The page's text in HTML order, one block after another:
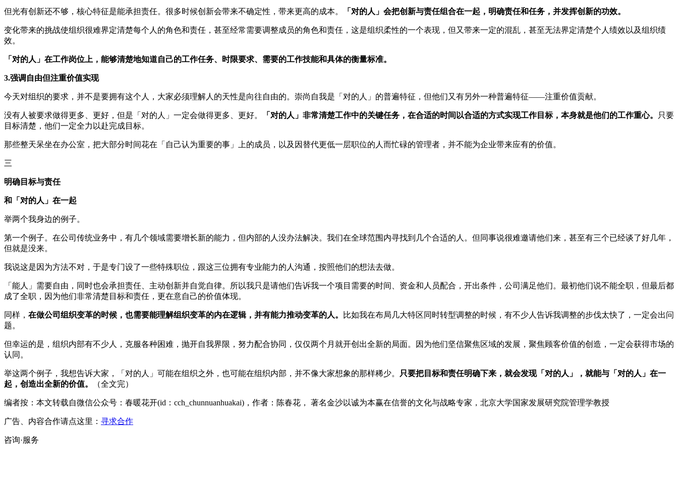
但光有创新还不够，核心特征是能承担责任。很多时候创新会带来不确定性，带来更高的成本。 「对的人」会把创新与责任组合在一起，明确责任和任务，并发挥创新的功效。
变化带来的挑战使组织很难界定清楚每个人的角色和责任，甚至经常需要调整成员的角色和责任，这是组织柔性的一个表现，但又带来一定的混乱，甚至无法界定清楚个人绩效以及组织绩
效。
「对的人」在工作岗位上，能够清楚地知道自己的工作任务、时限要求、需要的工作技能和具体的衡量标准。
3.强调自由但注重价值实现
今天对组织的要求，并不是要拥有这个人，大家必须理解人的天性是向往自由的。崇尚自我是「对的人」的普遍特征，但他们又有另外一种普遍特征——注重价值贡献。
没有人被要求做得更多、更好，但是「对的人」一定会做得更多、更好。 「对的人」非常清楚工作中的关键任务，在合适的时间以合适的方式实现工作目标，本身就是他们的工作重心。
只要
目标清楚，他们一定全力以赴完成目标。
那些整天呆坐在办公室，把大部分时间花在「自己认为重要的事」上的成员，以及因替代更低一层职位的人而忙碌的管理者，并不能为企业带来应有的价值。
三
明确目标与责任
和「对的人」在一起
举两个我身边的例子。
第一个例子。在公司传统业务中，有几个领域需要增长新的能力，但内部的人没办法解决。我们在全球范围内寻找到几个合适的人。但同事说很难邀请他们来，甚至有三个已经谈了好几年，
但就是没来。
我说这是因为方法不对，于是专门设了一些特殊职位，跟这三位拥有专业能力的人沟通，按照他们的想法去做。
「能人」需要自由，同时也会承担责任、主动创新并自觉自律。所以我只是请他们告诉我一个项目需要的时间、资金和人员配合，开出条件，公司满足他们。最初他们说不能全职，但最后都
成了全职，因为他们非常清楚目标和责任，更在意自己的价值体现。
同样， 在做公司组织变革的时候，也需要能理解组织变革的内在逻辑，并有能力推动变革的人。
比如我在布局几大特区同时转型调整的时候，有不少人告诉我调整的步伐太快了，一定会出问
题。
但幸运的是，组织内部有不少人，克服各种困难，抛开自我界限，努力配合协同，仅仅两个月就开创出全新的局面。因为他们坚信聚焦区域的发展，聚焦顾客价值的创造，一定会获得市场的
认同。
举这两个例子，我想告诉大家，「对的人」可能在组织之外，也可能在组织内部，并不像大家想象的那样稀少。 只要把目标和责任明确下来，就会发现「对的人」，就能与「对的人」在一
起，创造出全新的价值。
（全文完）
编者按：本文转载自微信公众号：春暖花开(id：cch_chunnuanhuakai)，作者：陈春花， 著名金沙以诚为本赢在信誉的文化与战略专家，北京大学国家发展研究院管理学教授
广告、内容合作请点这里： 寻求合作
咨询·服务